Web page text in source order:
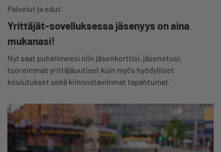
Palvelut ja edut
Yrittäjät-sovelluksessa jäsenyys on aina
mukanasi!
Nyt saat puhelimeesi niin jäsenkorttisi, jäsenetusi,
tuoreimmat yrittäjäuutiset kuin myös hyödylliset
koulutukset sekä kiinnostavimmat tapahtumat.